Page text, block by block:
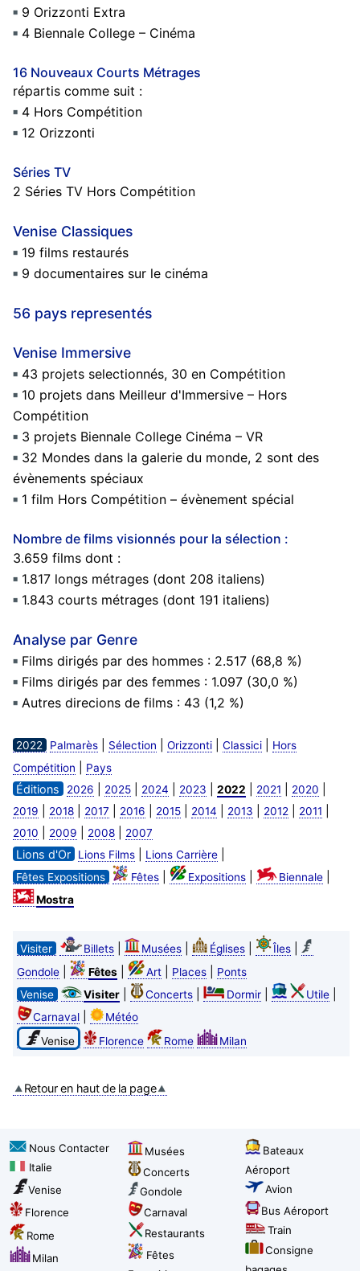
9 Orizzonti Extra
4 Biennale College – Cinéma
16 Nouveaux Courts Métrages
répartis comme suit :
4 Hors Compétition
12 Orizzonti
Séries TV
2 Séries TV Hors Compétition
Venise Classiques
19 films restaurés
9 documentaires sur le cinéma
56 pays representés
Venise Immersive
43 projets selectionnés, 30 en Compétition
10 projets dans Meilleur d'Immersive – Hors
Compétition
3 projets Biennale College Cinéma – VR
32 Mondes dans la galerie du monde, 2 sont des
évènements spéciaux
1 film Hors Compétition – évènement spécial
Nombre de films visionnés pour la sélection :
3.659 films dont :
1.817 longs métrages (dont 208 italiens)
1.843 courts métrages (dont 191 italiens)
Analyse par Genre
Films dirigés par des hommes : 2.517 (68,8 %)
Films dirigés par des femmes : 1.097 (30,0 %)
Autres direcions de films : 43 (1,2 %)
2022 Palmarès| Sélection Orizzonti| Classici|
Hors
Compétition
Pays
Éditions 2026 2025| 2024 2023 2022 2021 2020
2019 2018| 2017 2016 2015| 2014 2013 2012 2011
2010 2009 2008| 2007
Lions d'Or Lions Films| Lions Carrière|
Fêtes Expositions Fêtes| Expositions| Biennale|
Mostra
Visiter Billets| Musées| Églises| Îles|
Gondole| Fêtes| Art| Places|
Ponts
Venise
Visiter| Concerts| Dormir| Utile|
Carnaval|
Météo
Venise
Florence Rome Milan
Retour en haut de la page
Nous Contacter
Italie
Venise
Florence
Rome
Milan
Musées
Concerts
Gondole
Carnaval
Restaurants
Fêtes
Bateaux
Aéroport
Avion
Bus Aéroport
Train
Consigne